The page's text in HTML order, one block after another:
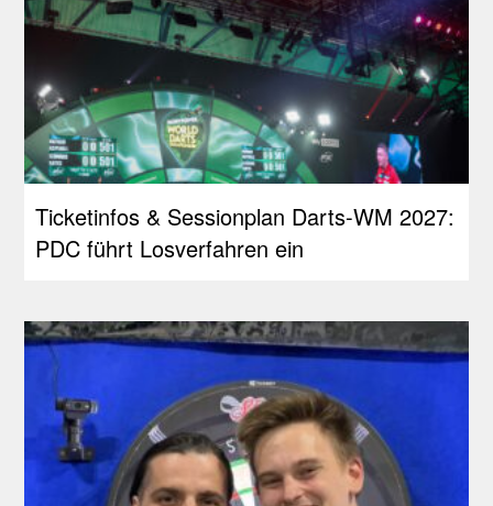
Ticketinfos & Sessionplan Darts-WM 2027:
PDC führt Losverfahren ein